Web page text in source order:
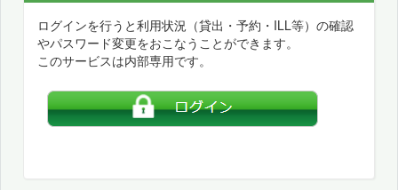
ログインを行うと利用状況（貸出・予約・ILL等）の確認
やパスワード変更をおこなうことができます。
このサービスは内部専用です。